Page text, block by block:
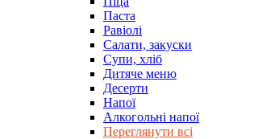
Паста
Равіолі
Салати, закуски
Супи, хліб
Дитяче меню
Десерти
Напої
Алкогольні напої
Переглянути всі